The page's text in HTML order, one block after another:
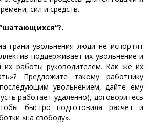
сил и средств.
грани увольнения люди не испортят
поддерживает их увольнение и
их работы руководителем. Как же их
Предложите такому работнику
увольнением, дайте ему
работает удаленно), договоритесь
быстро подготовила расчет и
«на свободу».